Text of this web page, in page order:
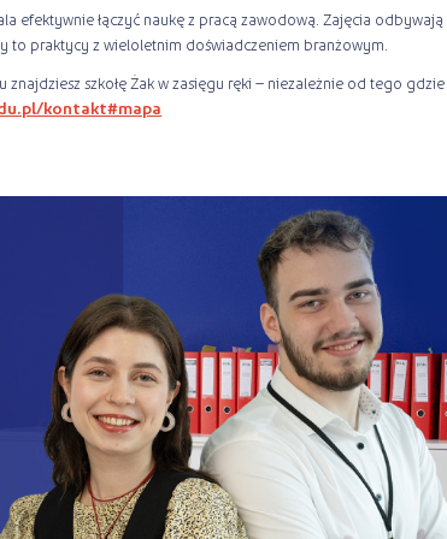
efektywnie łączyć naukę z pracą zawodową. Zajęcia odbywają
to praktycy z wieloletnim doświadczeniem branżowym.
szkołę Żak w zasięgu ręki – niezależnie od tego gdzie
kontakt#mapa